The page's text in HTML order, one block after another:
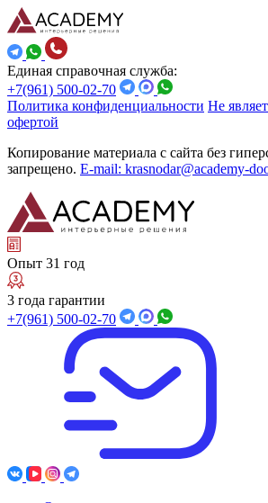
Единая справочная служба:
+7(961) 500-02-70
Политика конфиденциальности Не
офертой
Копирование материала с сайта без
запрещено. E-mail: krasnodar@academy-
Опыт 31 год
3 года гарантии
+7(961) 500-02-70